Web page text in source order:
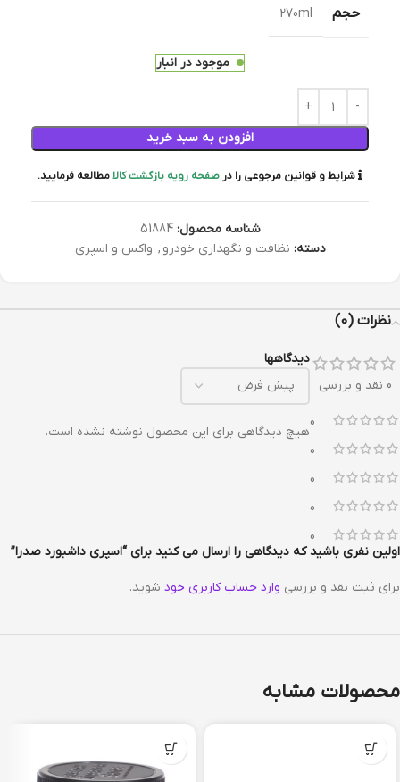
حجم 270ml
موجود در انبار
افزودن به سبد خرید
شرایط و قوانین مرجوعی را در صفحه رویه بازگشت کالامطالعه فرمایید.
شناسه محصول:51884
دسته: نظافت و نگهداری خودرو , واکس و اسپری
نظرات (0)
0 نقد و بررسی
0
0
0
0
0
دیدگاهها
هیچ دیدگاهی برای این محصول نوشته نشده است.
اولین نفری باشید که دیدگاهی را ارسال می کنید برای “اسپری داشبورد صدرا”
برای ثبت نقد و بررسی وارد حساب کاربری خود شوید.
محصولات مشابه